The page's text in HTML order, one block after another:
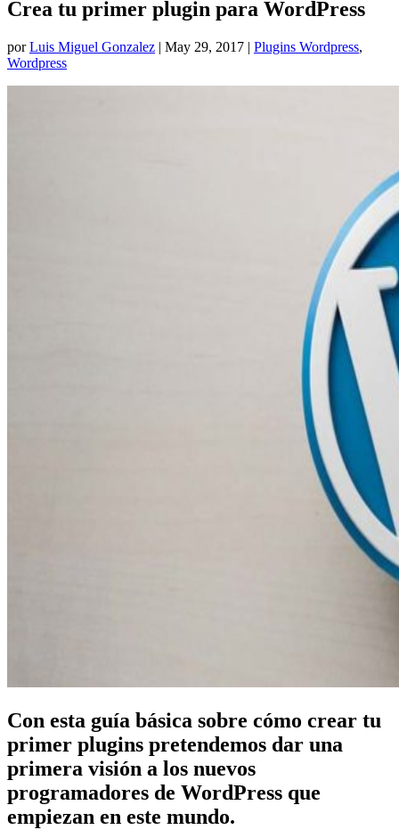
Crea tu primer plugin para WordPress
porLuis Miguel Gonzalez | May 29, 2017 | Plugins Wordpress,
Wordpress
Con esta guía básica sobre cómo crear tu
primer plugins pretendemos dar una
primera visión a los nuevos
programadores de WordPress que
empiezan en este mundo.